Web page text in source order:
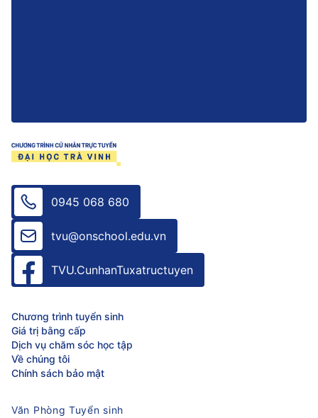
0945 068 680
tvu@onschool.edu.vn
TVU.CunhanTuxatructuyen
Chương trình tuyển sinh
Giá trị bằng cấp
Dịch vụ chăm sóc học tập
Về chúng tôi
Chính sách bảo mật
Văn Phòng Tuyển sinh